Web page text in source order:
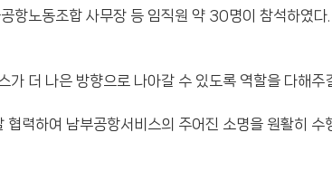
항노동조합 사무장 등 임직원 약 30명이 참석하였다.
가 더 나은 방향으로 나아갈 수 있도록 역할을 다해주
력하여 남부공항서비스의 주어진 소명을 원활히 수